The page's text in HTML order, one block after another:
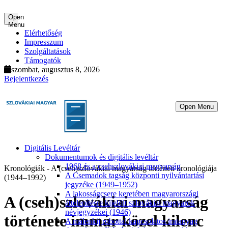
Open
Menu
Elérhetőség
Impresszum
Szolgáltatások
Támogatók
szombat, augusztus 8, 2026
Bejelentkezés
Open Menu
Digitális Levéltár
Dokumentumok és digitális levéltár
1968 és a csehszlovákiai magyarság
A Csemadok tagság központi nyilvántartási
jegyzéke (1949–1952)
A lakosságcsere keretében magyarországi
áttelepítésre kijelölt szlovákiai magyarok
névjegyzékei (1946)
A málenkij robottal kapcsolatos iratanyag
Kronológiák - A (cseh)szlovákiai magyarság történeti kronológiája
(1944–1992)
A (cseh)szlovákiai magyarság
története immár közel kilenc